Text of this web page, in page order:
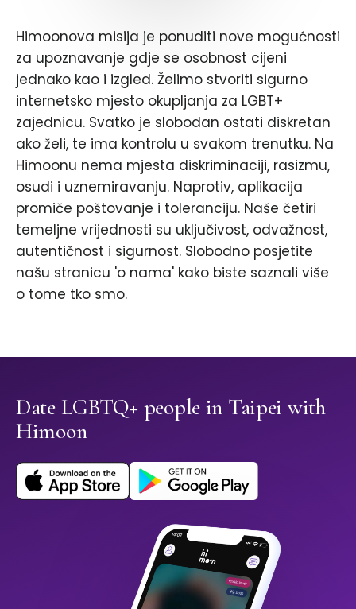
Himoonova misija je ponuditi nove mogućnosti
za upoznavanje gdje se osobnost cijeni
jednako kao i izgled. Želimo stvoriti sigurno
internetsko mjesto okupljanja za LGBT+
zajednicu. Svatko je slobodan ostati diskretan
ako želi, te ima kontrolu u svakom trenutku. Na
Himoonu nema mjesta diskriminaciji, rasizmu,
osudi i uznemiravanju. Naprotiv, aplikacija
promiče poštovanje i toleranciju. Naše četiri
temeljne vrijednosti su uključivost, odvažnost,
autentičnost i sigurnost. Slobodno posjetite
našu stranicu 'o nama' kako biste saznali više
o tome tko smo.
Date LGBTQ+ people in Taipei with
Himoon